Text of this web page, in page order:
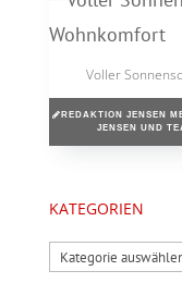
Voller
REDAKTION JENSEN
JENSEN UND
KATEGORIEN
Kategorien